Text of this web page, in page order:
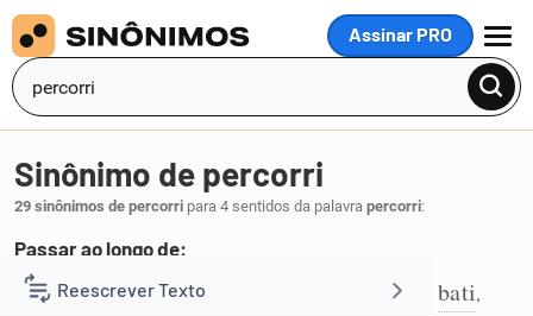
Assinar PRO
MENU
Reescrever Texto
Sinônimo de percorri
29 sinônimos de percorri para 4 sentidos da palavra percorri:
Passar ao longo de:
1 caminhei,andei atravessei bati,